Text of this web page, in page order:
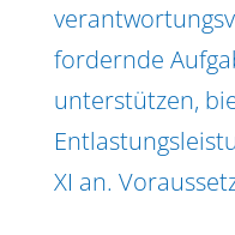
fordernde
unterstützen,
XI an.